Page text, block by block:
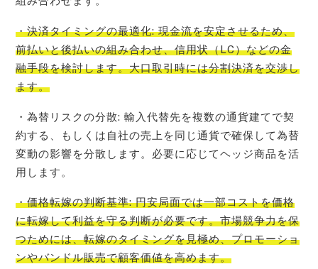
・決済タイミングの最適化: 現金流を安定させるため、
前払いと後払いの組み合わせ、信用状（LC）などの金
融手段を検討します。大口取引時には分割決済を交渉し
ます。
・為替リスクの分散: 輸入代替先を複数の通貨建てで契
約する、もしくは自社の売上を同じ通貨で確保して為替
変動の影響を分散します。必要に応じてヘッジ商品を活
用します。
・価格転嫁の判断基準: 円安局面では一部コストを価格
に転嫁して利益を守る判断が必要です。市場競争力を保
つためには、転嫁のタイミングを見極め、プロモーショ
ンやバンドル販売で顧客価値を高めます。